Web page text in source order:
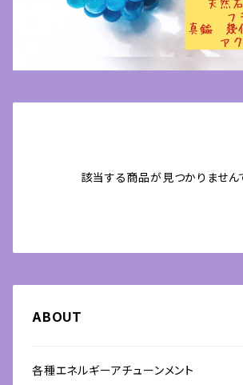
該当する商品が見つかりません
ABOUT
各種エネルギーアチューンメント